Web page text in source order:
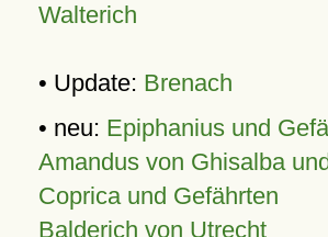
Walterich
• Update: Brenach
• neu: Epiphanius und
Amandus von Ghisalba
Coprica und Gefährten
Balderich von Utrecht